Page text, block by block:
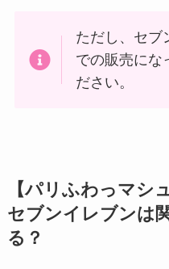
ただし、セブ
での販売にな
ださい。
【パリふわっマシ
セブンイレブンは
る？